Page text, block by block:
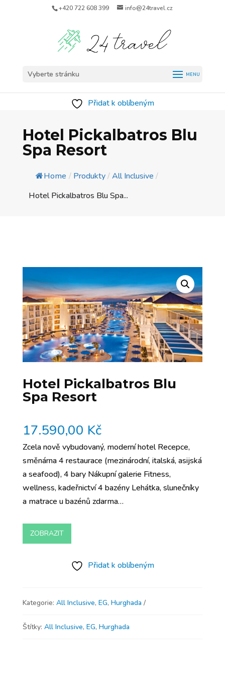
+420 722 608 399 info@24travel.cz
Vyberte stránku
Přidat k oblíbeným
Hotel Pickalbatros Blu
Spa Resort
Home / Produkty/All Inclusive /
Hotel Pickalbatros Blu Spa...
Hotel Pickalbatros Blu
Spa Resort
17.590,00 Kč
Zcela nově vybudovaný, moderní hotel Recepce,
směnárna 4 restaurace (mezinárodní, italská, asijská
a seafood), 4 bary Nákupní galerie Fitness,
wellness, kadeřnictví 4 bazény Lehátka, slunečníky
a matrace u bazénů zdarma…
ZOBRAZIT
Přidat k oblíbeným
Kategorie: All Inclusive, EG, Hurghada
Štítky: All Inclusive, EG, Hurghada